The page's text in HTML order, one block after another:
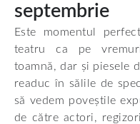
septembrie
Este momentul
teatru ca pe
toamnă, dar și piesele
readuc în sălile de
să vedem poveștile
de către actori,